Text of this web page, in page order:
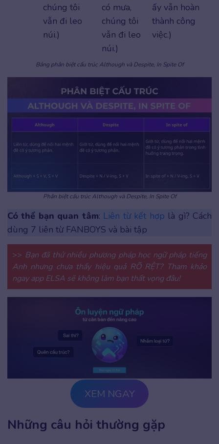
chúng tôi
vẫn đi leo
núi.)
có mưa,
chúng tôi
vẫn đi leo
núi.)
ấy vẫn hoàn
thành công
việc.)
Bảng phân biệt cấu trúc Although và Despite, In Spite Of
Phân biệt cấu trúc Although và Despite, In Spite Of
Có thể bạn quan tâm: Liên từ kết hợp là gì? Cách
dùng 7 liên từ FANBOYS và bài tập
>> Bạn đã thử nhiều phương pháp học ngữ pháp tiếng
Anh nhưng chưa thấy hiệu quả RÕ RỆT? Tham khảo
ngay app ELSA sẽ không làm bạn thất vọng đâu!
XEM NGAY
Những câu hỏi thường gặp